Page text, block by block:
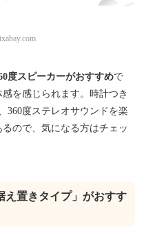
度スピーカーがおすすめで
を感じられます。時計つき
360度ステレオサウンドを楽
ので、気になる方はチェッ
え置きタイプ」がおすす